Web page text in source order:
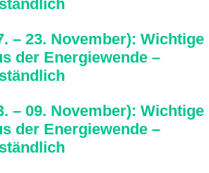
– 23. November): Wichtige
der Energie­wende –
– 09. November): Wichtige
der Energie­wende –